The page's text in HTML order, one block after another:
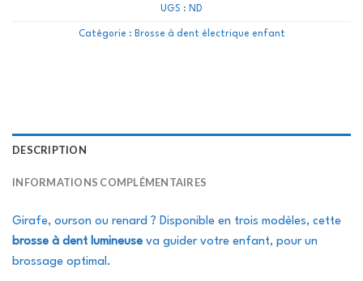
UGS : ND
Catégorie : Brosse à dent électrique enfant
DESCRIPTION
INFORMATIONS COMPLÉMENTAIRES
Girafe, ourson ou renard ? Disponible en trois modèles, cette
brosse à dent lumineuse va guider votre enfant, pour un
brossage optimal.